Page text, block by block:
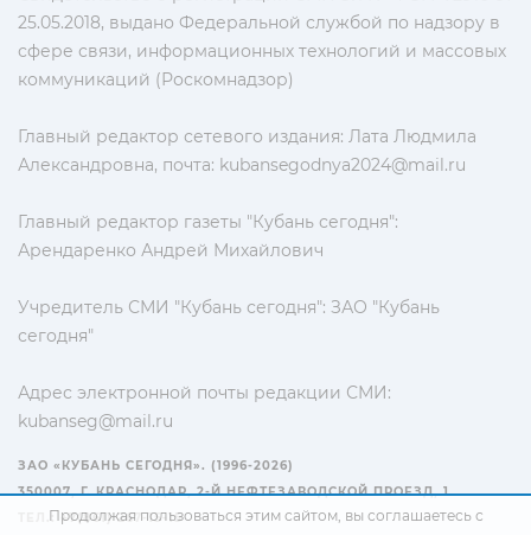
25.05.2018, выдано Федеральной службой по надзору в
сфере связи, информационных технологий и массовых
коммуникаций (Роскомнадзор)
Главный редактор сетевого издания: Лата Людмила
Александровна, почта: kubansegodnya2024@mail.ru
Главный редактор газеты "Кубань сегодня":
Арендаренко Андрей Михайлович
Учредитель СМИ "Кубань сегодня": ЗАО "Кубань
сегодня"
Адрес электронной почты редакции СМИ:
kubanseg@mail.ru
ЗАО «КУБАНЬ СЕГОДНЯ». (1996-2026)
350007, Г. КРАСНОДАР, 2-Й НЕФТЕЗАВОДСКОЙ ПРОЕЗД, 1
ТЕЛ.: +7(861) 267-15-15
Продолжая пользоваться этим сайтом, вы соглашаетесь с